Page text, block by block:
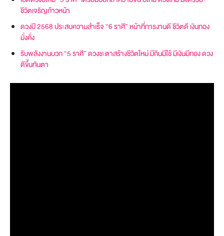
ชีวิตเจริญก้าวหน้า
ดวงปี 2568 ประสบความสำเร็จ “6 ราศี” หน้าที่การงานดี ชีวิตดี เงินทอง
มั่งคั่ง
รับพลังงานบวก “5 ราศี” ดวงชะตาสร้างชีวิตใหม่ มีกินมีใช้ มีเงินมีทอง ดวง
ดีขึ้นทันตา